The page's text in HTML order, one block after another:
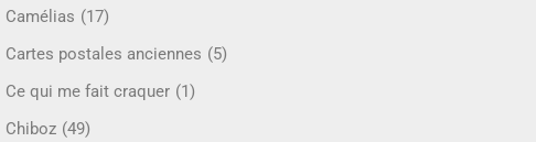
Camélias (17)
Cartes postales anciennes (5)
Ce qui me fait craquer (1)
Chiboz (49)